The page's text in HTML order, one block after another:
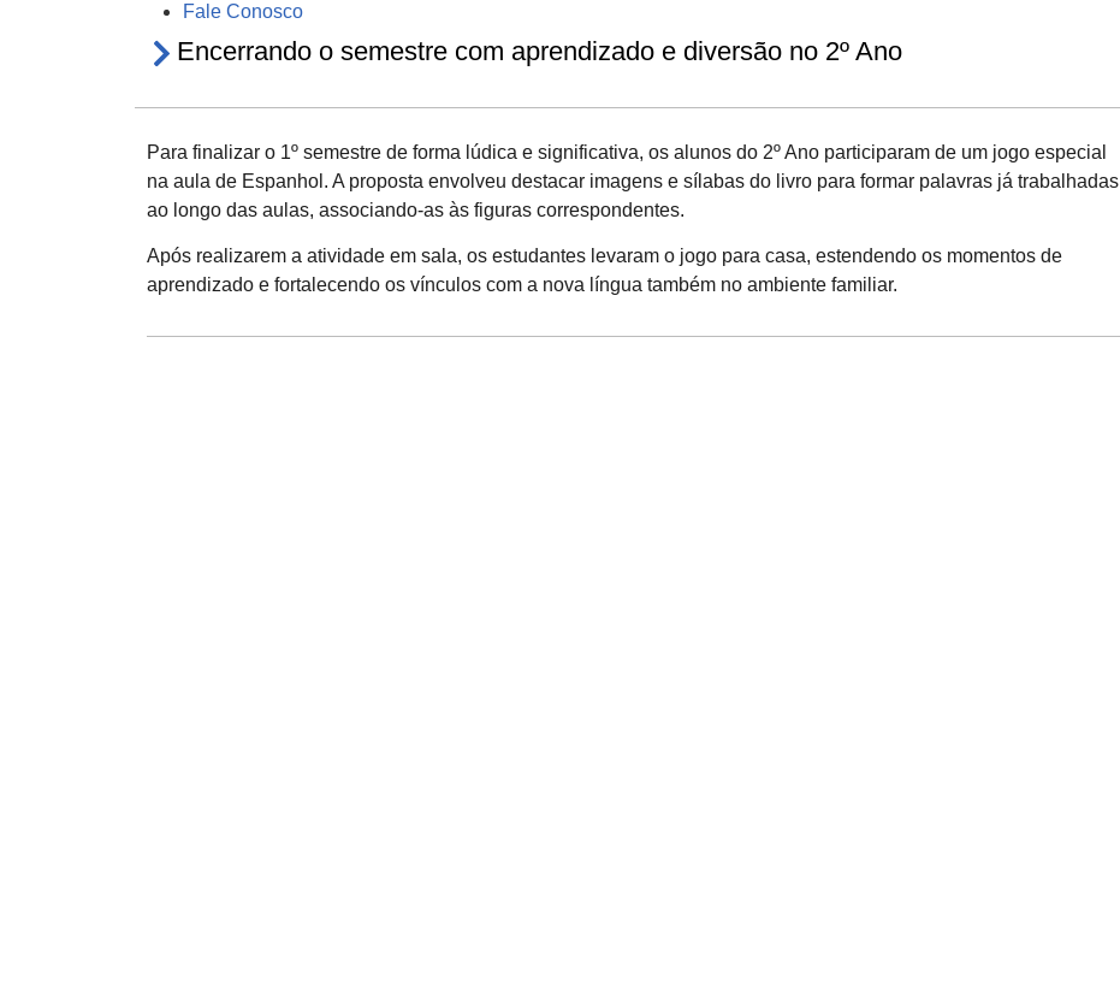
Fale Conosco
Encerrando o semestre com aprendizado e diversão no 2º Ano
Para finalizar o 1º semestre de forma lúdica e significativa, os alunos do 2º Ano participaram de um jogo especial
na aula de Espanhol. A proposta envolveu destacar imagens e sílabas do livro para formar palavras já trabalhadas
ao longo das aulas, associando-as às figuras correspondentes.
Após realizarem a atividade em sala, os estudantes levaram o jogo para casa, estendendo os momentos de
aprendizado e fortalecendo os vínculos com a nova língua também no ambiente familiar.